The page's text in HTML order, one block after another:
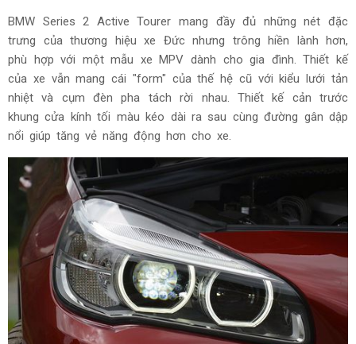
BMW Series 2 Active Tourer mang đầy đủ những nét đặc
trưng của thương hiệu xe Đức nhưng trông hiền lành hơn,
phù hợp với một mẫu xe MPV dành cho gia đình. Thiết kế
của xe vẫn mang cái "form" của thế hệ cũ với kiểu lưới tản
nhiệt và cụm đèn pha tách rời nhau. Thiết kế cản trước
khung cửa kính tối màu kéo dài ra sau cùng đường gân dập
nổi giúp tăng vẻ năng động hơn cho xe.